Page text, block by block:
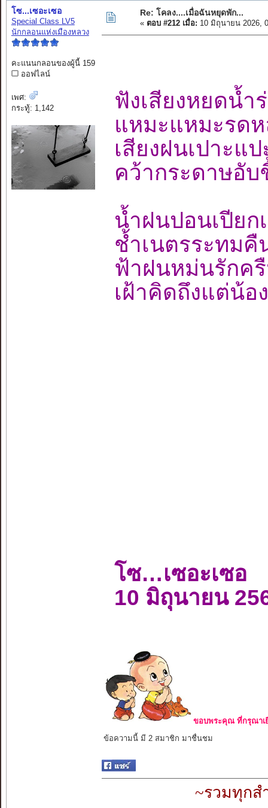
โซ...เซอะเซอ
Special Class LV5
นักกลอนแห่งเมืองหลวง
คะแนนกลอนของผู้นี้ 159
ออฟไลน์
เพศ:
กระทู้: 1,142
Re: โคลง....เมื่อฉันหยุดพัก...
« ตอบ #212 เมื่อ: 10 มิถุนายน 2026,
ฟังเสียงหยด
แหมะแหมะรด
เสียงฝนเปาะ
คว้ากระดาษอั
น้ำฝนปอนเปีย
ช้ำเนตรระทม
ฟ้าฝนหม่นรัก
เฝ้าคิดถึงแต่
โซ…เซอะเซอ
10 มิถุนายน
ขอบพระคุณ ที่กรุณาเ
ข้อความนี้ มี 2 สมาชิก มาชื่นชม
~รวมทุกส